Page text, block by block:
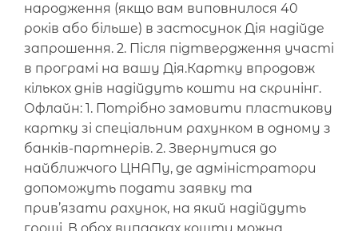
народження (якщо вам виповнилося 40
років або більше) в застосунок Дія надійде
запрошення. 2. Після підтвердження участі
в програмі на вашу Дія.Картку впродовж
кількох днів надійдуть кошти на скринінг.
Офлайн: 1. Потрібно замовити пластикову
картку зі спеціальним рахунком в одному з
банків-партнерів. 2. Звернутися до
найближчого ЦНАПу, де адміністратори
допоможуть подати заявку та
прив’язати рахунок, на який надійдуть